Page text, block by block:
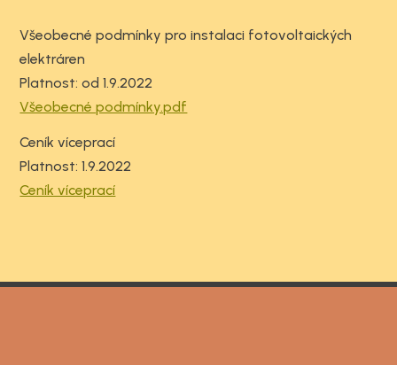
Všeobecné podmínky pro instalaci fotovoltaických
elektráren
Platnost: od 1.9.2022
Všeobecné podmínky.pdf
Ceník víceprací
Platnost: 1.9.2022
Ceník víceprací